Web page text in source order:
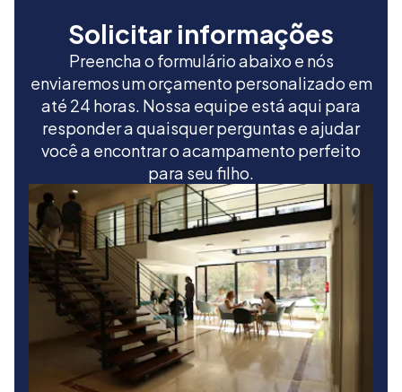
Solicitar informações
Preencha o formulário abaixo e nós
enviaremos um orçamento personalizado em
até 24 horas. Nossa equipe está aqui para
responder a quaisquer perguntas e ajudar
você a encontrar o acampamento perfeito
para seu filho.